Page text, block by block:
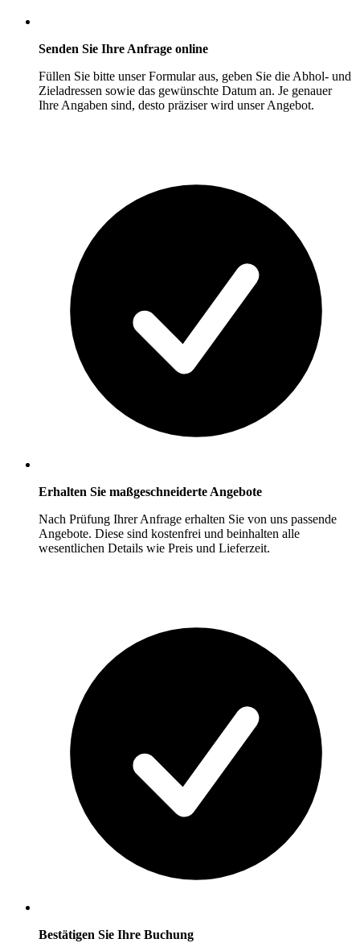
Senden Sie Ihre Anfrage online
Füllen Sie bitte unser Formular aus, geben Sie die Abhol- und
Zieladressen sowie das gewünschte Datum an. Je genauer
Ihre Angaben sind, desto präziser wird unser Angebot.
Erhalten Sie maßgeschneiderte Angebote
Nach Prüfung Ihrer Anfrage erhalten Sie von uns passende
Angebote. Diese sind kostenfrei und beinhalten alle
wesentlichen Details wie Preis und Lieferzeit.
Bestätigen Sie Ihre Buchung